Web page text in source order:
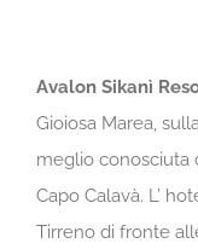
Avalon Sikanì
Gioiosa Marea,
meglio conosciuta
Capo Calavà. L’
Tirreno di fronte